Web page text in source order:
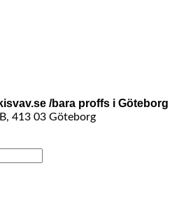
/bara proffs i Göteborg
413 03 Göteborg